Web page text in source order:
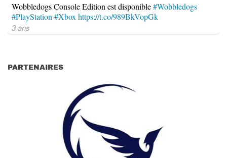
Wobbledogs Console Edition est disponible#Wobbledogs
#PlayStation #Xbox https://t.co/989BkVopGk
3 ans
PARTENAIRES